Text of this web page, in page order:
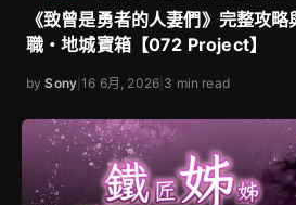
《致曾是勇者的人妻們》完整攻
職・地城寶箱【072 Project】
bySony |16 6月, 2026 3 min read